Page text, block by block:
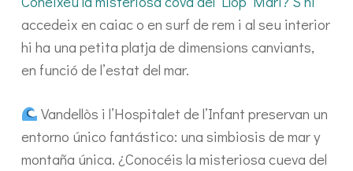
accedeix en caiac o en surf de rem i al seu interior
hi ha una petita platja de dimensions canviants,
en funció de l’estat del mar.
Vandellòs i l’Hospitalet de l’Infant preservan un
entorno único fantástico: una simbiosis de mar y
montaña única. ¿Conocéis la misteriosa cueva del